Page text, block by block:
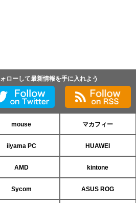
ローして最新情報を手に入れよう
mouse マカフィー
iiyama PC HUAWEI
AMD kintone
Sycom ASUS ROG